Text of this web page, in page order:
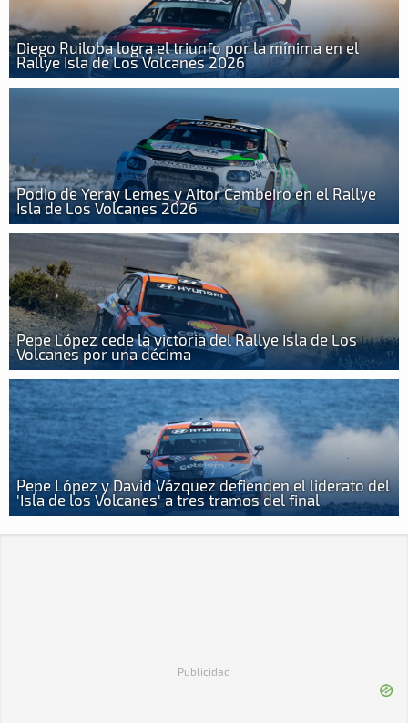
Diego Ruiloba logra el triunfo por la mínima en el
Rallye Isla de Los Volcanes 2026
Podio de Yeray Lemes y Aitor Cambeiro en el Rallye
Isla de Los Volcanes 2026
Pepe López cede la victoria del Rallye Isla de Los
Volcanes por una décima
Pepe López y David Vázquez defienden el liderato del
'Isla de los Volcanes' a tres tramos del final
Publicidad